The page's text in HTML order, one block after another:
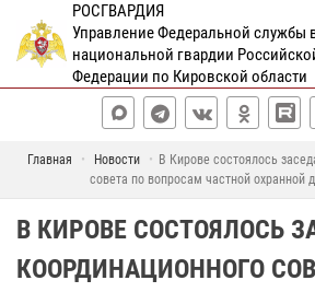
РОСГВАРДИЯ
Управление Федеральной службы
национальной гвардии
Федерации по Кировской области
Главная Новости
В Кирове состоялось
совета по вопросам частной охранной
В КИРОВЕ СОСТОЯЛОСЬ
КООРДИНАЦИОННОГО